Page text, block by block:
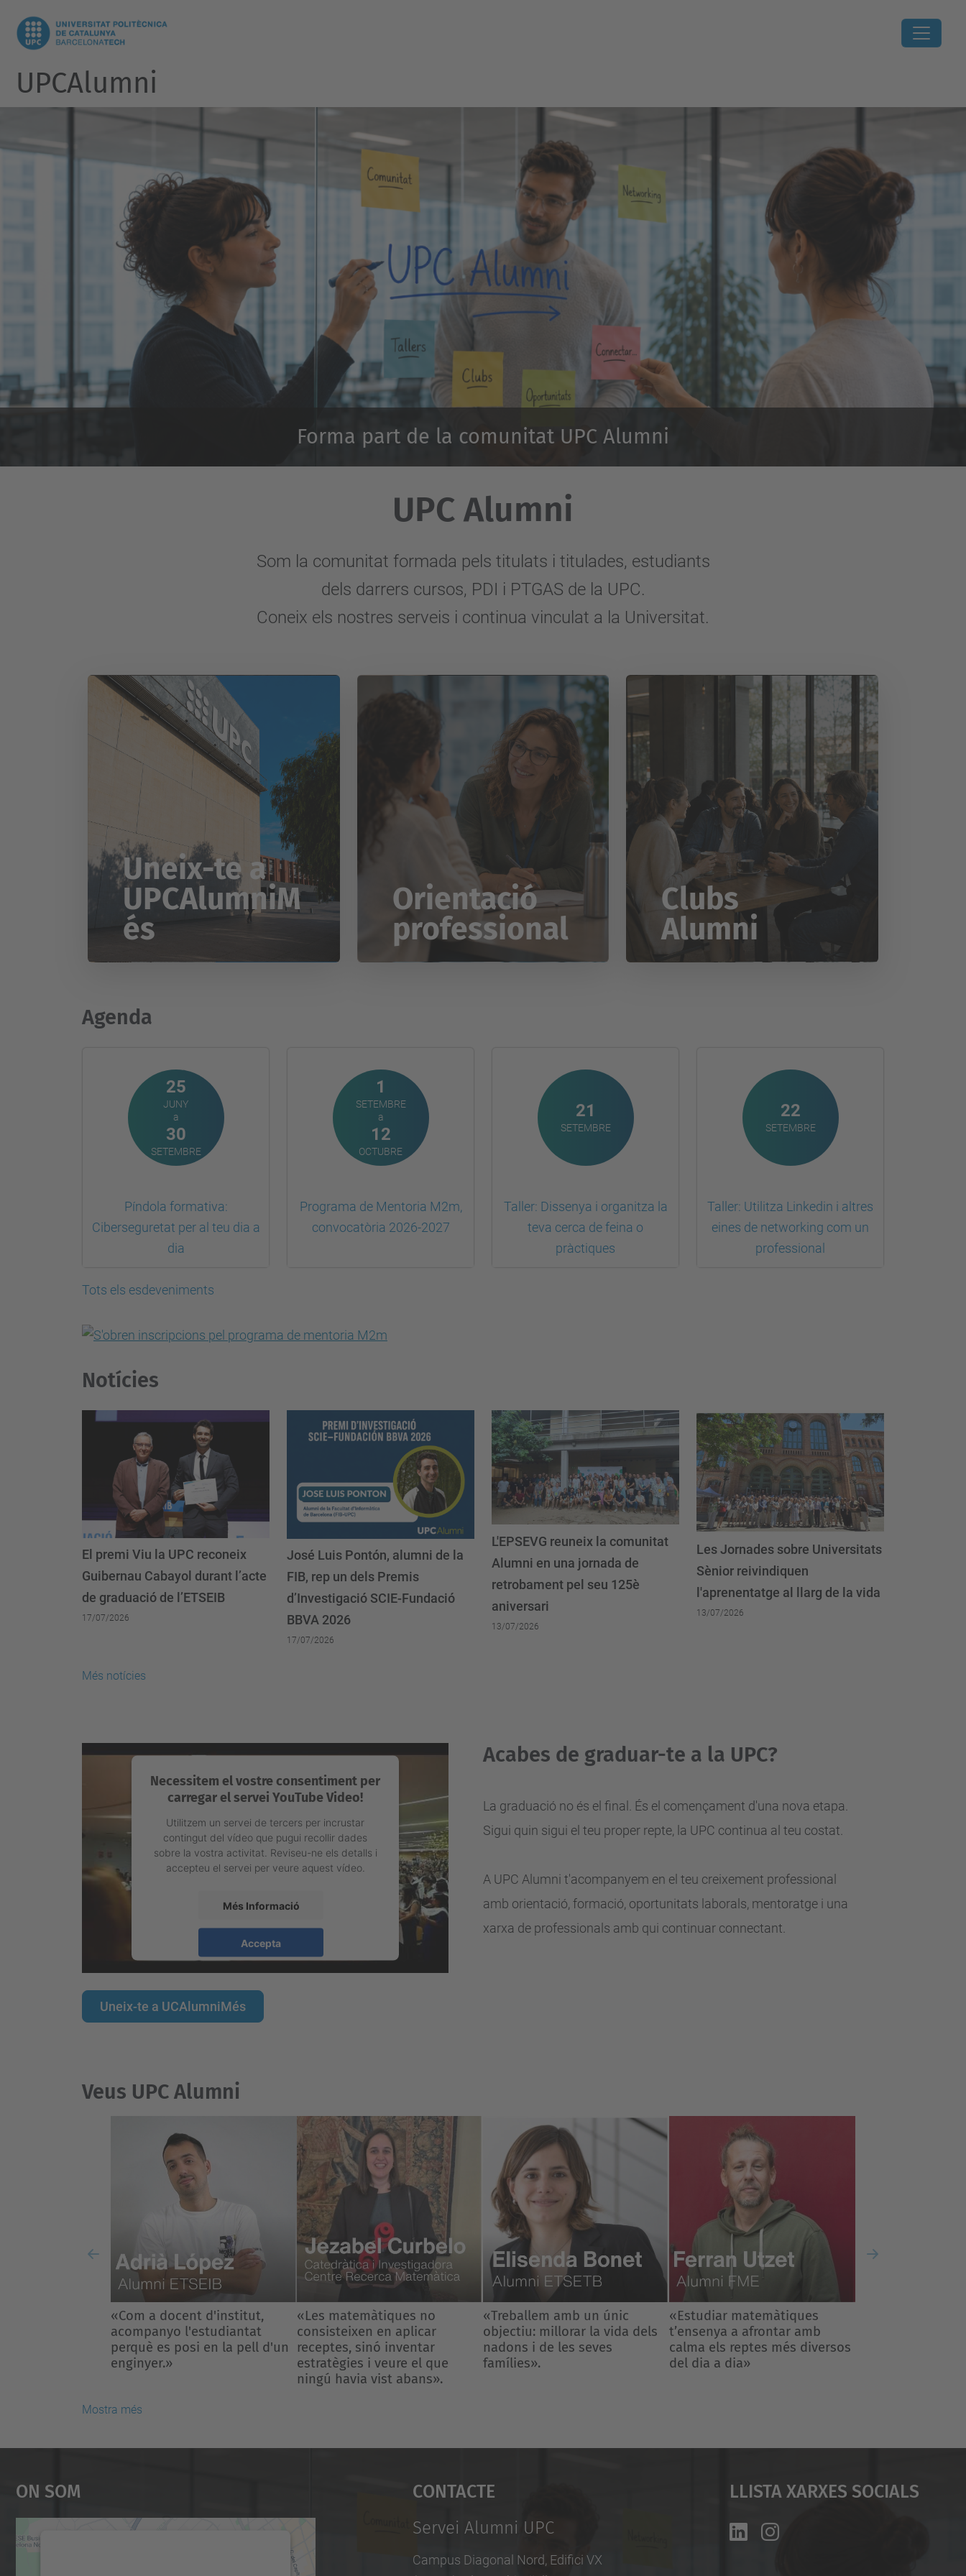
Forma part de la comunitat UPC Alumni
UPCAlumni
UPC Alumni
Som la comunitat formada pels titulats i titulades, estudiants
dels darrers cursos, PDI i PTGAS de la UPC.
Coneix els nostres serveis i continua vinculat a la Universitat.
Uneix-te a
UPCAlumniM
és
Orientació
professional
Clubs
Alumni
Agenda
25
JUNY
a
30
SETEMBRE
Píndola formativa:
Ciberseguretat per al teu dia a
dia
1
SETEMBRE
a
12
OCTUBRE
Programa de Mentoria M2m,
convocatòria 2026-2027
21
SETEMBRE
Taller: Dissenya i organitza la
teva cerca de feina o
pràctiques
22
SETEMBRE
Taller: Utilitza Linkedin i altres
eines de networking com un
professional
Tots els esdeveniments
Notícies
El premi Viu la UPC reconeix
Guibernau Cabayol durant l’acte
de graduació de l’ETSEIB
17/07/2026
José Luis Pontón, alumni de la
FIB, rep un dels Premis
d’Investigació SCIE-Fundació
BBVA 2026
17/07/2026
L'EPSEVG reuneix la comunitat
Alumni en una jornada de
retrobament pel seu 125è
aniversari
13/07/2026
Les Jornades sobre Universitats
Sènior reivindiquen
l'aprenentatge al llarg de la vida
13/07/2026
Més notícies
Necessitem el vostre consentiment per
carregar el servei YouTube Video!
Utilitzem un servei de tercers per incrustar
contingut del vídeo que pugui recollir dades
sobre la vostra activitat. Reviseu-ne els detalls i
accepteu el servei per veure aquest vídeo.
Més Informació
Accepta
Acabes de graduar-te a la UPC?
La graduació no és el final. És el començament d'una nova etapa.
Sigui quin sigui el teu proper repte, la UPC continua al teu costat.
A UPC Alumni t'acompanyem en el teu creixement professional
amb orientació, formació, oportunitats laborals, mentoratge i una
xarxa de professionals amb qui continuar connectant.
Uneix-te a UCAlumniMés
Veus UPC Alumni
«Les matemàtiques no
consisteixen en aplicar
receptes, sinó inventar
estratègies i veure el que
«Treballem amb un únic
objectiu: millorar la vida dels
nadons i de les seves
famílies».
«Estudiar matemàtiques
t’ensenya a afrontar amb
calma els reptes més diversos
del dia a dia»
«A l'EPSEVG mai m'he sentit
només una estudiant, sinó
part d'una família».
Previous Next
Mostra més
On Som Contacte
Servei Alumni UPC
Campus Diagonal Nord, Edifici VX
Llista Xarxes Socials